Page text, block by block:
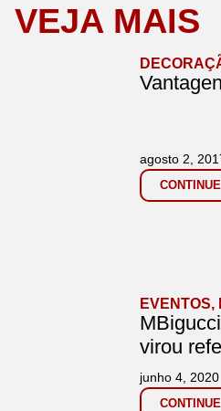
VEJA MAIS
agosto 2,
EVENTOS,
virou
junho 4, 2020